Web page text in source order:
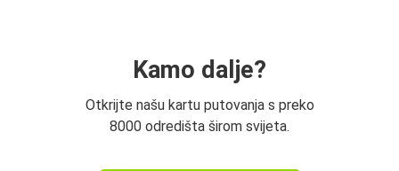
Kamo dalje?
Otkrijte našu kartu putovanja s preko
8000 odredišta širom svijeta.